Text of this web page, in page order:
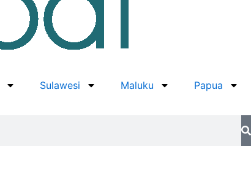
Sulawesi Maluku Papua